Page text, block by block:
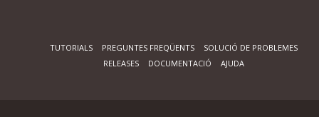
TUTORIALS PREGUNTES FREQÜENTS
SOLUCIÓ DE PROBLEMES
RELEASES
DOCUMENTACIÓ AJUDA